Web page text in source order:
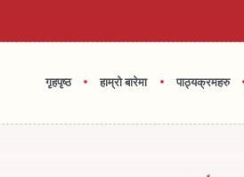
गृहपृष्ठ • हाम्रो बारेमा • पाठ्यक्रमहरु